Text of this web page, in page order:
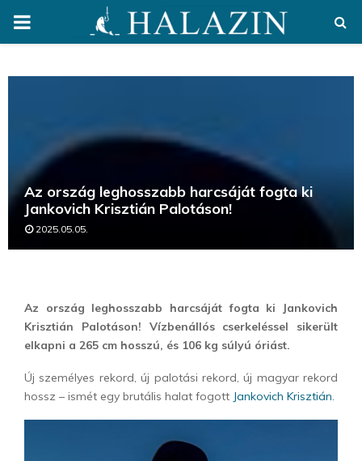
PRIMARY
Az ország leghosszabb harcsáját fogta ki
Jankovich Krisztián Palotáson!
2025.05.05.
Az ország leghosszabb harcsáját fogta ki Jankovich
Krisztián Palotáson! Vízbenállós cserkeléssel sikerült
elkapni a 265 cm hosszú, és 106 kg súlyú óriást.
Új személyes rekord, új palotási rekord, új magyar rekord
hossz – ismét egy brutális halat fogott Jankovich Krisztián.